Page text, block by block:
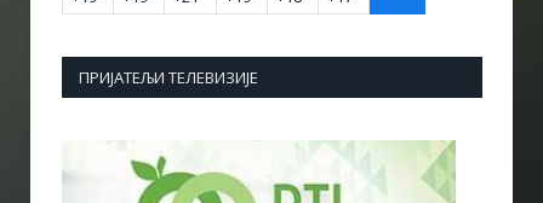
ПРИЈАТЕЉИ ТЕЛЕВИЗИЈЕ